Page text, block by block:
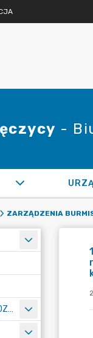
-
ZARZĄDZENIA
JAK ZAŁATWIĆ SPRAWĘ W URZĘDZIE